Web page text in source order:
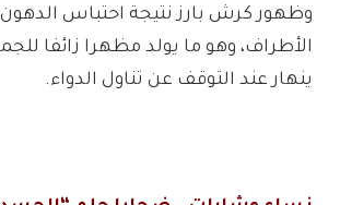
وظهور كرش بارز نتيجة احتباس
الأطراف، وهو ما يولد مظهرا زائفا
ينهار عند التوقف عن تناول الدواء.